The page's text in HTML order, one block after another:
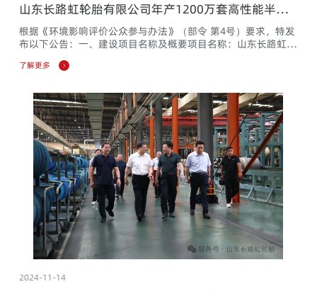
山东长路虹轮胎有限公司年产1200万套高性能半钢
子午线轮胎改扩建项目 环境影响评价第一次公众参
与公告
根据《环境影响评价公众参与办法》（部令 第4号）要求，特发
布以下公告：一、建设项目名称及概要项目名称：山东长路虹轮
胎有限公司年产1200万套高性能半钢子午线轮胎改扩建项目建
设单位：山东长路虹轮胎有限公司建设地点：临沂市沂南县经济
车间、1＃生产厂房、2＃生产厂房等构建筑物进行建设。不新增
用地。项目主要建设内容包括两部分：1、对现有密炼车间、1＃
生产厂房内...
了解更多
2024-11-14